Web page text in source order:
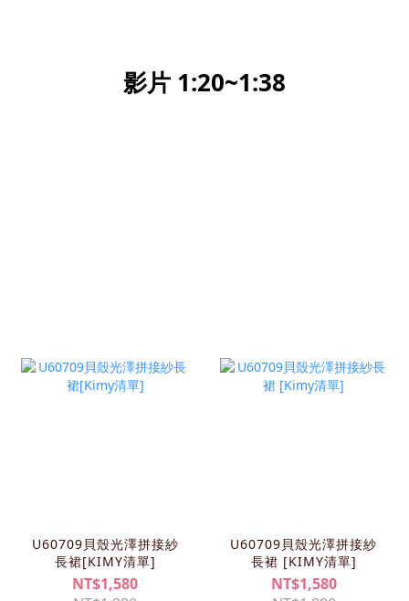
影片 1:20~1:38
U60709貝殼光澤拼接紗
長裙[KIMY清單]
NT$1,580
U60709貝殼光澤拼接紗
長裙 [KIMY清單]
NT$1,580